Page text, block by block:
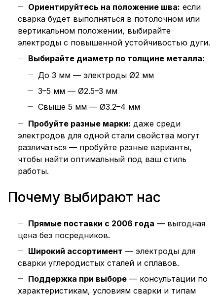
Ориентируйтесь на положение шва: если
сварка будет выполняться в потолочном или
вертикальном положении, выбирайте
электроды с повышенной устойчивостью дуги.
Выбирайте диаметр по толщине металла:
До 3 мм — электроды Ø2 мм
3–5 мм — Ø2.5–3 мм
Свыше 5 мм — Ø3.2–4 мм
Пробуйте разные марки: даже среди
электродов для одной стали свойства могут
различаться — пробуйте разные варианты,
чтобы найти оптимальный под ваш стиль
работы.
Почему выбирают нас
Прямые поставки с 2006 года — выгодная
цена без посредников.
Широкий ассортимент — электроды для
сварки углеродистых сталей и сплавов.
Поддержка при выборе — консультации по
характеристикам, условиям сварки и типам